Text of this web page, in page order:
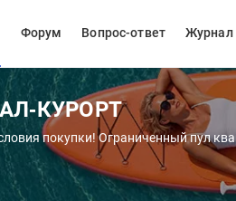
Форум Вопрос-ответ Журнал
КУРОРТ
покупки! Ограниченный пул